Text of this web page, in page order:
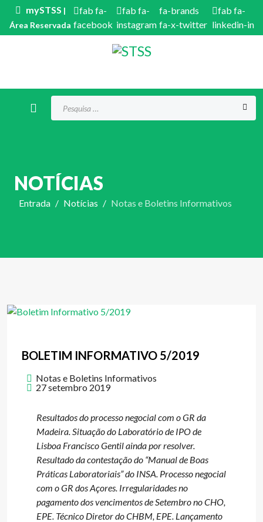
mySTSS |
Área Reservada
fab fa-
facebook
fab fa-
instagram
fa-brands
fa-x-twitter
fab fa-
linkedin-in
NOTÍCIAS
Entrada Notícias Notas e Boletins Informativos
BOLETIM INFORMATIVO 5/2019
Notas e Boletins Informativos
27 setembro 2019
Resultados do processo negocial com o GR da
Madeira. Situação do Laboratório de IPO de
Lisboa Francisco Gentil ainda por resolver.
Resultado da contestação do “Manual de Boas
Práticas Laboratoriais” do INSA. Processo negocial
com o GR dos Açores. Irregularidades no
pagamento dos vencimentos de Setembro no CHO,
EPE. Técnico Diretor do CHBM, EPE. Lançamento